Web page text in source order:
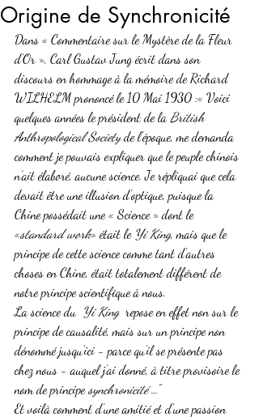
Origine de Synchronicité
Dans « Commentaire sur le Mystère de la Fleur
d’Or », Carl Gustav Jung écrit dans son
discours en hommage à la mémoire de Richard
WILHELM prononcé le 10 Mai 1930 :« Voici
quelques années le président de la British
Anthropological Society de l’époque, me demanda
comment je pouvais expliquer que le peuple chinois
n’ait élaboré, aucune science. Je répliquai que cela
devait être une illusion d’optique, puisque la
Chine possédait une « Science » dont le
«standard work» était le Yi King, mais que le
principe de cette science comme tant d’autres
choses en Chine, était totalement différent de
notre principe scientifique à nous.
La science du Yi King repose en effet non sur le
principe de causalité, mais sur un principe non
dénommé jusqu’ici - parce qu’il se présente pas
chez nous - auquel j’ai donné, à titre provisoire le
nom de principe synchronicité …”
Et voilà comment d’une amitié et d’une passion